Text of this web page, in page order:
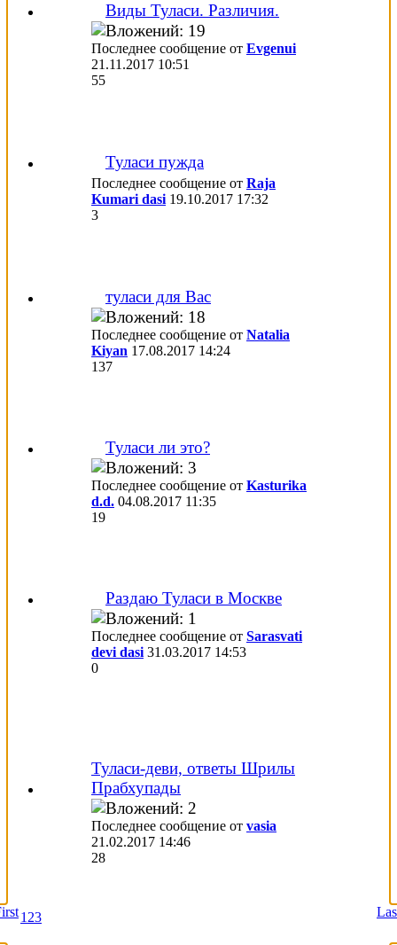
Виды Туласи. Различия.
Последнее сообщение от Evgenui
21.11.2017 10:51
55
Туласи пужда
Последнее сообщение от Raja
Kumari dasi19.10.2017 17:32
3
туласи для Вас
Последнее сообщение от Natalia
Kiyan 17.08.2017 14:24
137
Туласи ли это?
Последнее сообщение от Kasturika
d.d. 04.08.2017 11:35
19
Раздаю Туласи в Москве
Последнее сообщение от Sarasvati
devi dasi 31.03.2017 14:53
0
Туласи-деви, ответы Шрилы
Прабхупады
Последнее сообщение от vasia
21.02.2017 14:46
28
1 23